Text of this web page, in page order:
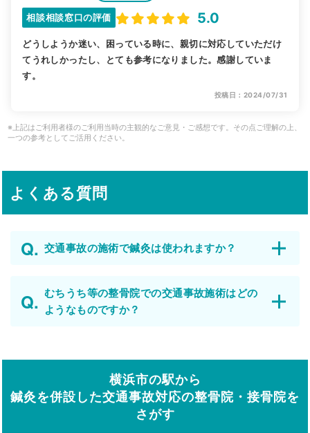
相談相談窓口の評価 5.0
どうしようか迷い、困っている時に、親切に対応していただけ
てうれしかったし、とても参考になりました。感謝していま
す。
投稿日：2024/07/31
※上記はご利用者様のご利用当時の主観的なご意見・ご感想です。その点ご理解の上、
一つの参考としてご活用ください。
よくある質問
交通事故の施術で鍼灸は使われますか？
むちうち等の整骨院での交通事故施術はどの
ようなものですか？
横浜市の駅から
鍼灸を併設した交通事故対応の整骨院・接骨院を
さがす